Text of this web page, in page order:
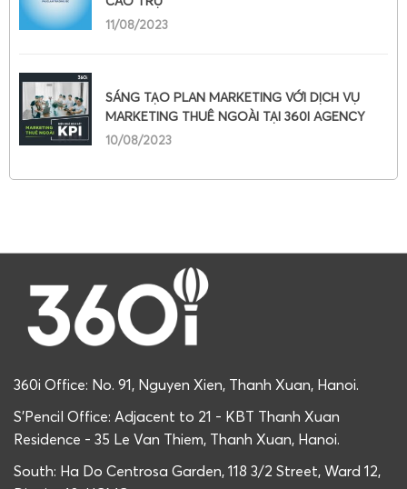
11/08/2023
SÁNG TẠO PLAN MARKETING VỚI DỊCH VỤ
MARKETING THUÊ NGOÀI TẠI 360I AGENCY
10/08/2023
360i Office: No. 91, Nguyen Xien, Thanh Xuan, Hanoi.
S'Pencil Office: Adjacent to 21 - KBT Thanh Xuan
Residence - 35 Le Van Thiem, Thanh Xuan, Hanoi.
South: Ha Do Centrosa Garden, 118 3/2 Street, Ward 12,